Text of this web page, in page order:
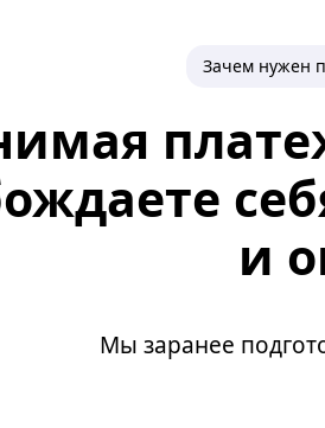
Зачем нужен
и
Мы заранее